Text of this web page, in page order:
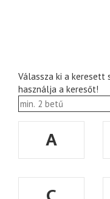
Válassza ki a keresett
használja a keresőt!
A